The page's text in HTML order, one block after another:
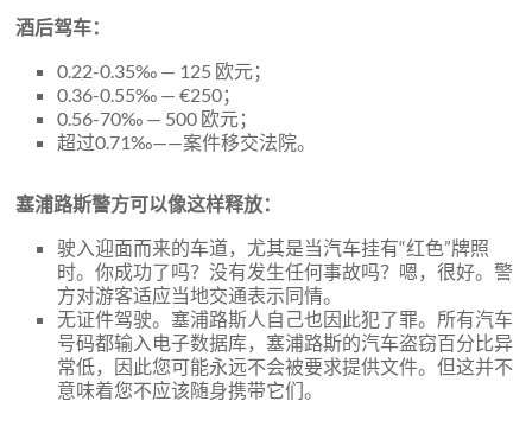
酒后驾车：
0.22-0.35‰ — 125 欧元；
0.36-0.55‰ — €250；
0.56-70‰ — 500 欧元；
超过0.71‰——案件移交法院。
塞浦路斯警方可以像这样释放：
驶入迎面而来的车道，尤其是当汽车挂有“红色”牌照
时。你成功了吗？没有发生任何事故吗？嗯，很好。警
方对游客适应当地交通表示同情。
无证件驾驶。塞浦路斯人自己也因此犯了罪。所有汽车
号码都输入电子数据库，塞浦路斯的汽车盗窃百分比异
常低，因此您可能永远不会被要求提供文件。但这并不
意味着您不应该随身携带它们。